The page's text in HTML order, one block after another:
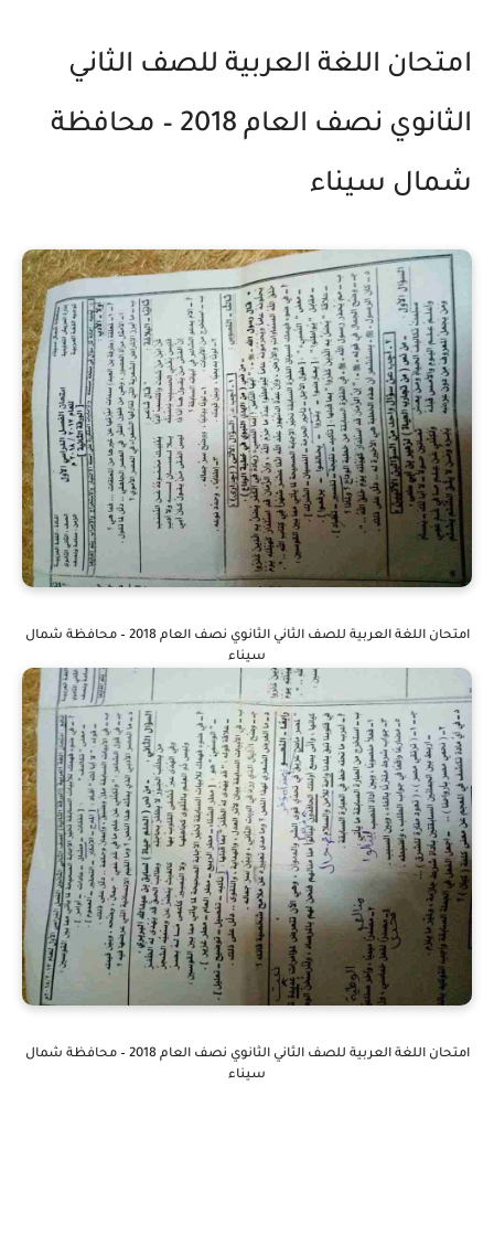
امتحان اللغة العربية للصف الثاني
الثانوي نصف العام 2018 – محافظة
شمال سيناء
امتحان اللغة العربية للصف الثاني الثانوي نصف العام 2018 – محافظة شمال
سيناء
امتحان اللغة العربية للصف الثاني الثانوي نصف العام 2018 – محافظة شمال
سيناء